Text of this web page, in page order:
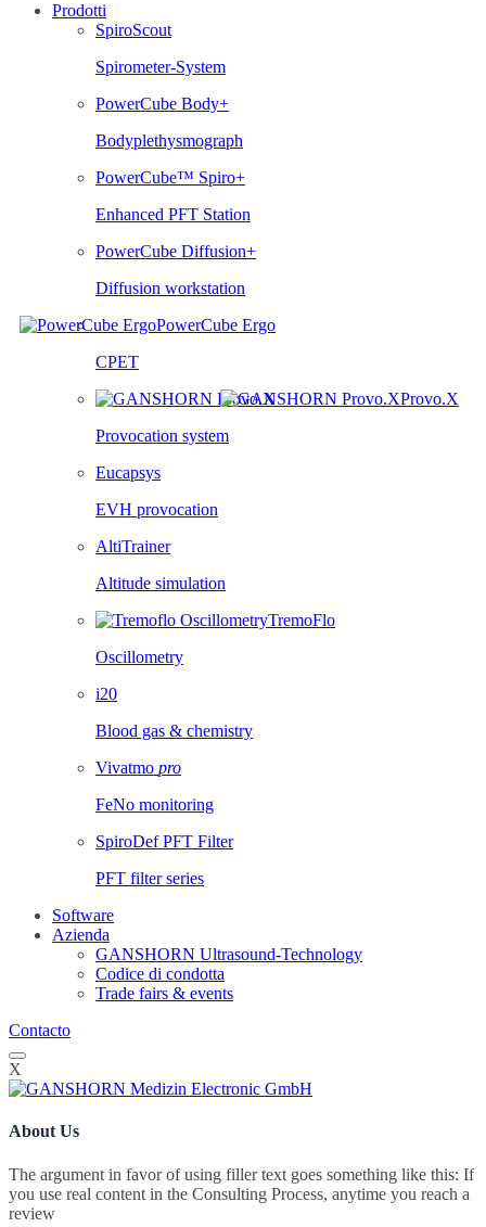
Prodotti
SpiroScout
Spirometer-System
PowerCube Body+
Bodyplethysmograph
PowerCube™ Spiro+
Enhanced PFT Station
PowerCube Diffusion+
Diffusion workstation
PowerCube Ergo
CPET
Provo.X
Provocation system
Eucapsys
EVH provocation
AltiTrainer
Altitude simulation
TremoFlo
Oscillometry
i20
Blood gas & chemistry
Vivatmo pro
FeNo monitoring
SpiroDef PFT Filter
PFT filter series
Software
Azienda
GANSHORN Ultrasound-Technology
Codice di condotta
Trade fairs & events
Contacto
X
About Us
The argument in favor of using filler text goes something like this: If
you use real content in the Consulting Process, anytime you reach a
review